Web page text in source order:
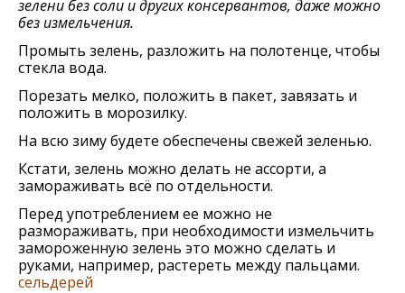
зелени без соли и других консервантов, даже можно
без измельчения.
Промыть зелень, разложить на полотенце, чтобы
стекла вода.
Порезать мелко, положить в пакет, завязать и
положить в морозилку.
На всю зиму будете обеспечены свежей зеленью.
Кстати, зелень можно делать не ассорти, а
замораживать всё по отдельности.
Перед употреблением ее можно не
размораживать, при необходимости измельчить
замороженную зелень это можно сделать и
руками, например, растереть между пальцами.
сельдерей